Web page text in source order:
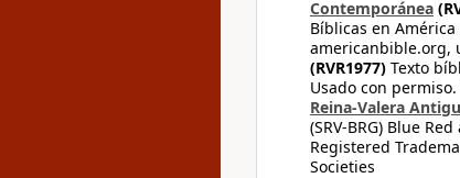
Contemporánea
Bíblicas en
americanbible.org,
(RVR1977) Texto
Usado con
Reina-Valera
(SRV-BRG) Blue
Registered
Societies